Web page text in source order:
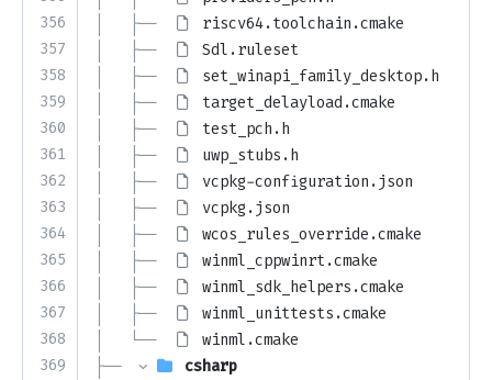
356
357
358
359
360
361
362
363
364
365
366
367
368
369
│   ├──
riscv64.toolchain.cmake
│   ├──
Sdl.ruleset
│   ├──
set_winapi_family_desktop.h
│   ├──
target_delayload.cmake
│   ├──
test_pch.h
│   ├──
uwp_stubs.h
│   ├──
vcpkg-configuration.json
│   ├──
vcpkg.json
│   ├──
wcos_rules_override.cmake
│   ├──
winml_cppwinrt.cmake
│   ├──
winml_sdk_helpers.cmake
│   ├──
winml_unittests.cmake
│   └──
winml.cmake
├──
csharp